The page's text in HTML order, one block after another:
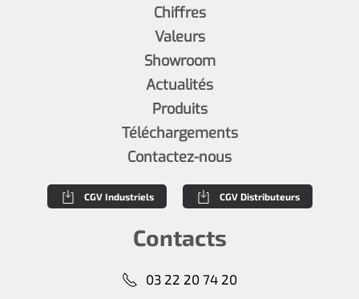
Chiffres
Valeurs
Showroom
Actualités
Produits
Téléchargements
Contactez-nous
CGV Industriels CGV Distributeurs
Contacts
03 22 20 74 20